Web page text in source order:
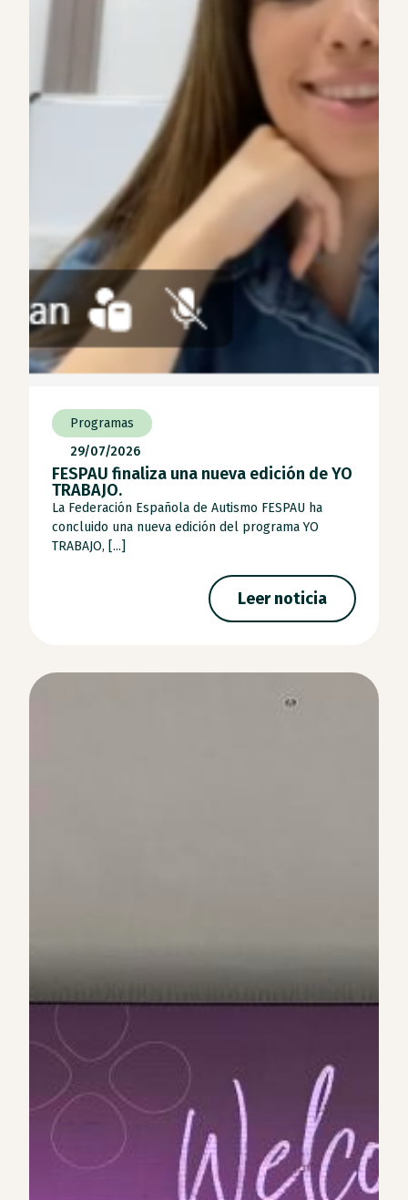
Programas
29/07/2026
FESPAU finaliza una nueva edición de YO
TRABAJO.
La Federación Española de Autismo FESPAU ha
concluido una nueva edición del programa YO
TRABAJO, [...]
Leer noticia